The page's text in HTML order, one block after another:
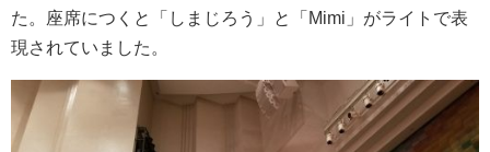
た。座席につくと「しまじろう」と「Mimi」がライトで表
現されていました。